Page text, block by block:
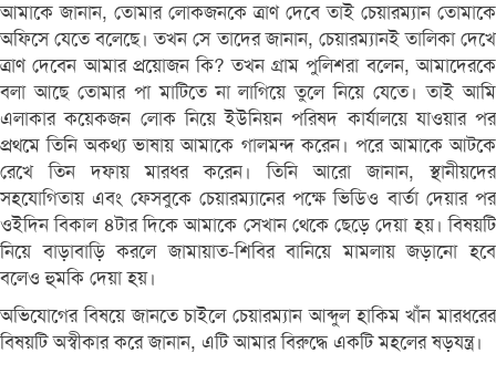
আমাকে জানান, তোমার লোকজনকে ত্রাণ দেবে তাই চেয়ারম্যান তোমাকে
অফিসে যেতে বলেছে। তখন সে তাদের জানান, চেয়ারম্যানই তালিকা দেখে
ত্রাণ দেবেন আমার প্রয়োজন কি? তখন গ্রাম পুলিশরা বলেন, আমাদেরকে
বলা আছে তোমার পা মাটিতে না লাগিয়ে তুলে নিয়ে যেতে। তাই আমি
এলাকার কয়েকজন লোক নিয়ে ইউনিয়ন পরিষদ কার্যালয়ে যাওয়ার পর
প্রথমে তিনি অকথ্য ভাষায় আমাকে গালমন্দ করেন। পরে আমাকে আটকে
রেখে তিন দফায় মারধর করেন। তিনি আরো জানান, স্থানীয়দের
সহযোগিতায় এবং ফেসবুকে চেয়ারম্যানের পক্ষে ভিডিও বার্তা দেয়ার পর
ওইদিন বিকাল ৪টার দিকে আমাকে সেখান থেকে ছেড়ে দেয়া হয়। বিষয়টি
নিয়ে বাড়াবাড়ি করলে জামায়াত-শিবির বানিয়ে মামলায় জড়ানো হবে
বলেও হুমকি দেয়া হয়।
অভিযোগের বিষয়ে জানতে চাইলে চেয়ারম্যান আব্দুল হাকিম খাঁন মারধরের
বিষয়টি অস্বীকার করে জানান, এটি আমার বিরুদ্ধে একটি মহলের ষড়যন্ত্র।